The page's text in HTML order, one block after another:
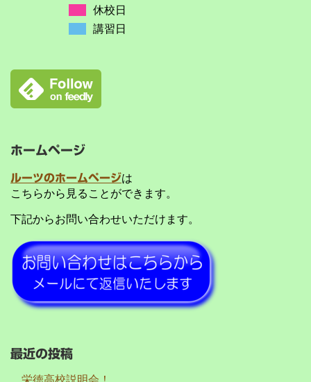
休校日
講習日
ホームページ
ルーツのホームページは
こちらから見ることができます。
下記からお問い合わせいただけます。
最近の投稿
栄徳高校説明会！